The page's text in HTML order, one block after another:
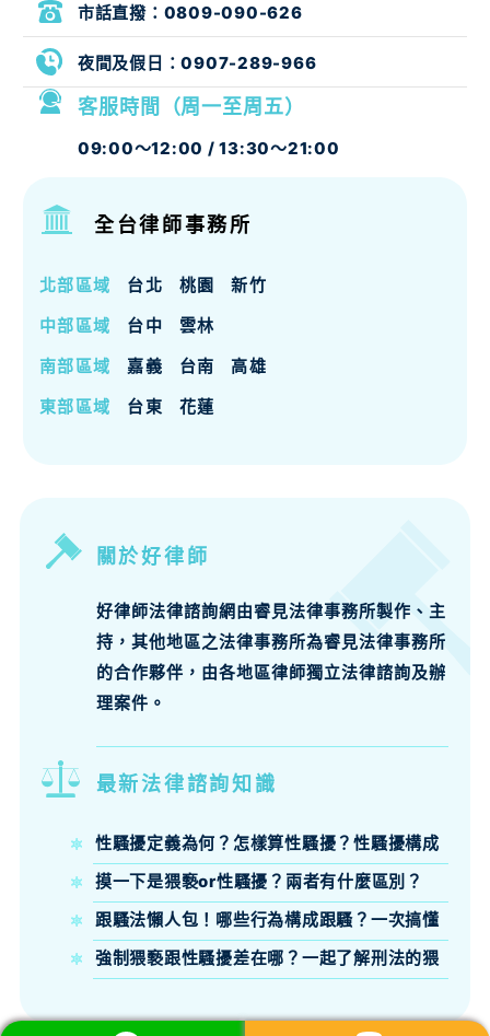
關於好律師
好律師法律諮詢網由睿見法律事務所製作、主
持，其他地區之法律事務所為睿見法律事務所
的合作夥伴，由各地區律師獨立法律諮詢及辦
理案件。
最新法律諮詢知識
性騷擾定義為何？怎樣算性騷擾？性騷擾構成
要件、法律責任律師來說明
摸一下是猥褻or性騷擾？兩者有什麼區別？
跟騷法懶人包！哪些行為構成跟騷？一次搞懂
跟騷法定義、構成要件與刑責
強制猥褻跟性騷擾差在哪？一起了解刑法的猥
褻定義吧！
市話直撥： 0809-090-626
客服時間（周一至周五）
09:00～12:00 / 13:30～21:00
夜間及假日：0907-289-966
全台律師事務所
北部區域 台北 桃園 新竹
南部區域 嘉義 台南 高雄
中部區域 台中 雲林
東部區域 台東 花蓮